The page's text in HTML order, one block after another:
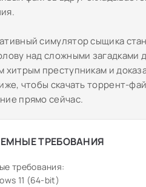
симулятор сыщика
над сложными
хитрым преступникам и
чтобы скачать торрент-
прямо сейчас.
ТРЕБОВАНИЯ
требования:
11 (64-bit)